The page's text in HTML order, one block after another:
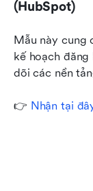
(HubSpot)
Mẫu này cung
kế hoạch
dõi các nền
👉 Nhận tại